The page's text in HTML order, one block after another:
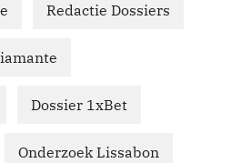
Redactie Dossiers
Dossier 1xBet
Onderzoek Lissabon